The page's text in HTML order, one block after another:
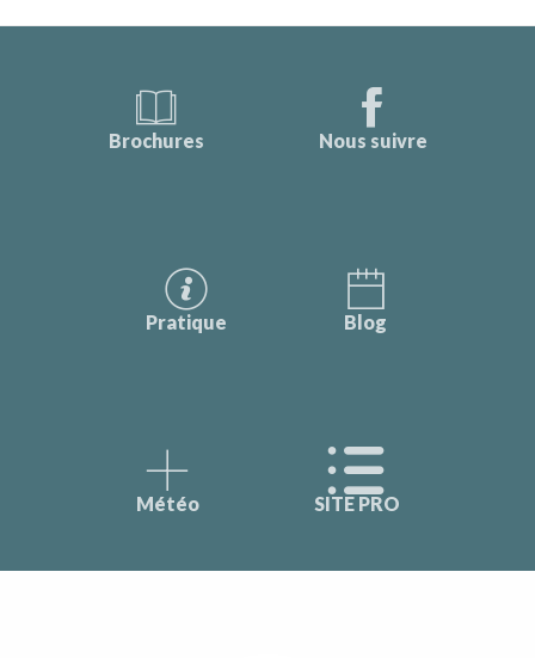
Brochures Nous suivre
Pratique Blog
Météo SITE PRO